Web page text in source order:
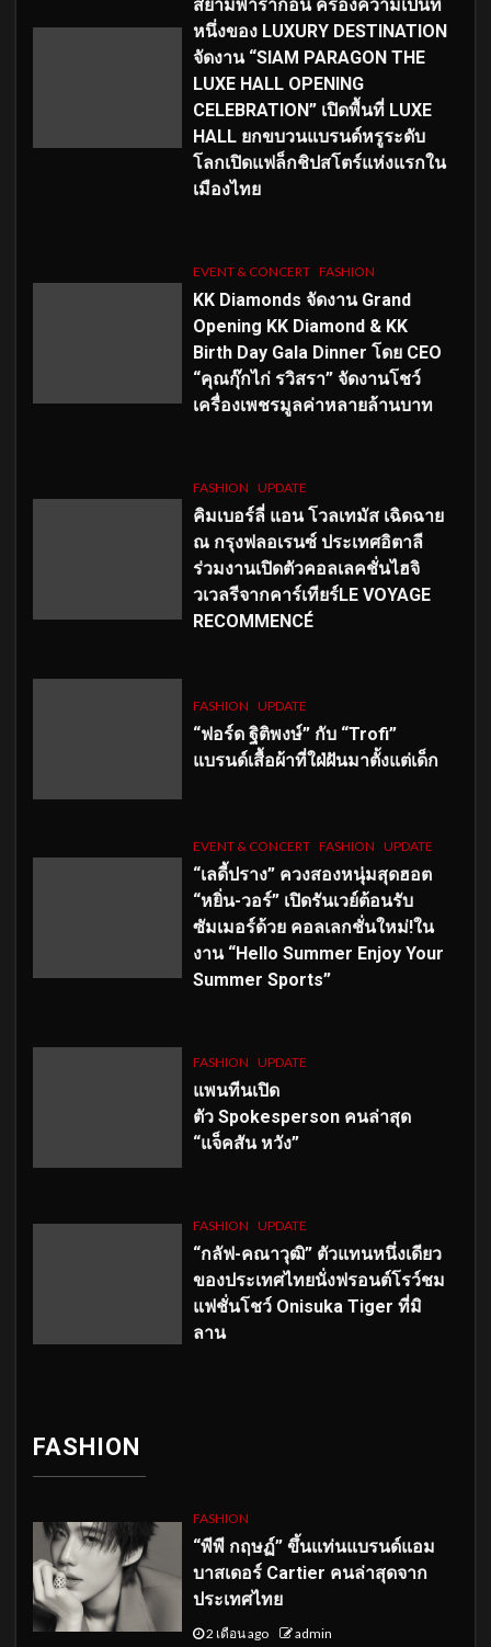
สยามพารากอน ครองความเป็นที่
หนึ่งของ LUXURY DESTINATION
จัดงาน “SIAM PARAGON THE
LUXE HALL OPENING
CELEBRATION” เปิดพื้นที่ LUXE
HALL ยกขบวนแบรนด์หรูระดับ
โลกเปิดแฟล็กชิปสโตร์แห่งแรกใน
เมืองไทย
EVENT & CONCERT FASHION
KK Diamonds จัดงาน Grand
Opening KK Diamond & KK
Birth Day Gala Dinner โดย CEO
“คุณกุ๊กไก่ รวิสรา” จัดงานโชว์
เครื่องเพชรมูลค่าหลายล้านบาท
FASHION UPDATE
คิมเบอร์ลี่ แอน โวลเทมัส เฉิดฉาย
ณ กรุงฟลอเรนซ์ ประเทศอิตาลี
ร่วมงานเปิดตัวคอลเลคชั่นไฮจิ
วเวลรีจากคาร์เทียร์LE VOYAGE
RECOMMENCÉ
FASHION UPDATE
“ฟอร์ด ฐิติพงษ์” กับ “Trofi”
แบรนด์เสื้อผ้าที่ใฝ่ฝันมาตั้งแต่เด็ก
EVENT & CONCERT FASHION UPDATE
“เลดี้ปราง” ควงสองหนุ่มสุดฮอต
“หยิ่น-วอร์” เปิดรันเวย์ต้อนรับ
ซัมเมอร์ด้วย คอลเลกชั่นใหม่!ใน
งาน “Hello Summer Enjoy Your
Summer Sports”
FASHION UPDATE
แพนทีนเปิด
ตัว Spokesperson คนล่าสุด
“แจ็คสัน หวัง”
FASHION UPDATE
“กลัฟ-คณาวุฒิ” ตัวแทนหนึ่งเดียว
ของประเทศไทยนั่งฟรอนต์โรว์ชม
แฟชั่นโชว์ Onisuka Tiger ที่มิ
ลาน
FASHION
FASHION
“พีพี กฤษฏ์” ขึ้นแท่นแบรนด์แอม
บาสเดอร์ Cartier คนล่าสุดจาก
ประเทศไทย
2 เดือน ago admin